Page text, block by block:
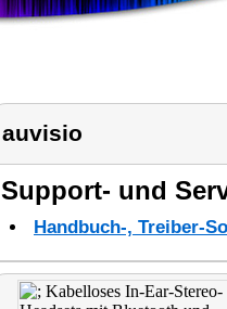
auvisio
Support- und
Handbuch-, Treiber-